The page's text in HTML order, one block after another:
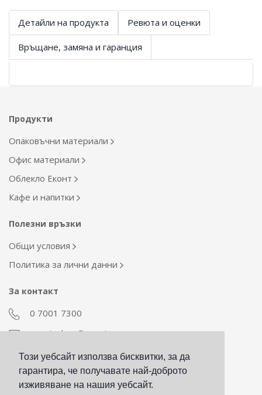
Този уебсайт използва бисквитки, за да
гарантира, че получавате най-доброто
изживяване на нашия уебсайт.
Детайли на продукта Ревюта и оценки
Връщане, замяна и гаранция
Продукти
Опаковъчни материали
Офис материали
Облекло Еконт
Кафе и напитки
Полезни връзки
Общи условия
Политика за лични данни
За контакт
0 7001 7300
econt_shop@econt.com
Екип Материални ресурси
otdel_mr@econt.com